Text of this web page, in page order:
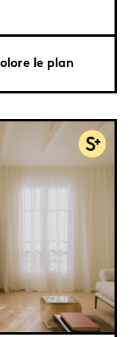
le plan